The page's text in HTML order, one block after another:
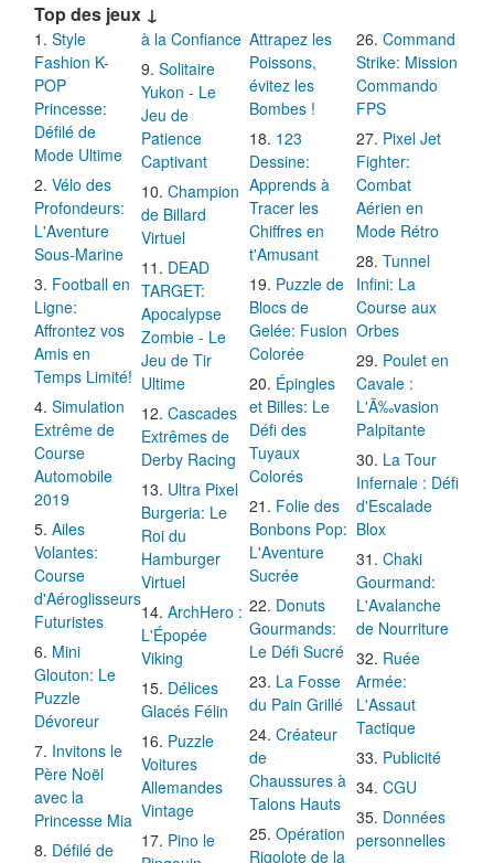
Top des jeux ↓
Style
Fashion K-
POP
Princesse:
Défilé de
Mode Ultime
Vélo des
Profondeurs:
L'Aventure
Sous-Marine
Football en
Ligne:
Affrontez vos
Amis en
Temps Limité!
Simulation
Extrême de
Course
Automobile
2019
Ailes
Volantes:
Course
d'Aéroglisseurs
Futuristes
Mini
Glouton: Le
Puzzle
Dévoreur
Invitons le
Père Noël
avec la
Princesse Mia
Défilé de
à la Confiance
Solitaire
Yukon - Le
Jeu de
Patience
Captivant
Champion
de Billard
Virtuel
DEAD
TARGET:
Apocalypse
Zombie - Le
Jeu de Tir
Ultime
Cascades
Extrêmes de
Derby Racing
Ultra Pixel
Burgeria: Le
Roi du
Hamburger
Virtuel
ArchHero :
L'Épopée
Viking
Délices
Glacés Félin
Puzzle
Voitures
Allemandes
Vintage
Pino le
Attrapez les
Poissons,
évitez les
Bombes !
123
Dessine:
Apprends à
Tracer les
Chiffres en
t'Amusant
Puzzle de
Blocs de
Gelée: Fusion
Colorée
Épingles
et Billes: Le
Défi des
Tuyaux
Colorés
Folie des
Bonbons Pop:
L'Aventure
Sucrée
Donuts
Gourmands:
Le Défi Sucré
La Fosse
du Pain Grillé
Créateur
de
Chaussures à
Talons Hauts
Opération
Rigolote de la
Command
Strike: Mission
Commando
FPS
Pixel Jet
Fighter:
Combat
Aérien en
Mode Rétro
Tunnel
Infini: La
Course aux
Orbes
Poulet en
Cavale :
L'Ã‰vasion
Palpitante
La Tour
Infernale : Défi
d'Escalade
Blox
Chaki
Gourmand:
L'Avalanche
de Nourriture
Ruée
Armée:
L'Assaut
Tactique
Publicité
CGU
Données
personnelles